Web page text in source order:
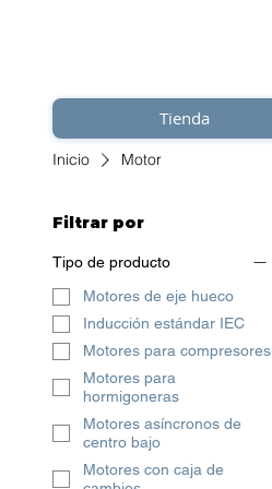
Tienda
Inicio Motor
Filtrar por
Tipo de producto
Motores de eje hueco
Inducción estándar IEC
Motores para compresores
Motores para
hormigoneras
Motores asíncronos de
centro bajo
Motores con caja de